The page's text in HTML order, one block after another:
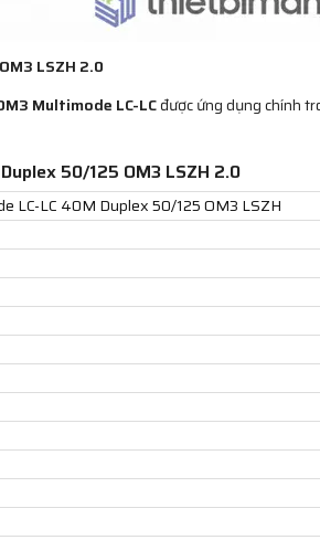
LSZH 2.0
Multimode LC-LCđược ứng dụng chính
50/125 OM3 LSZH 2.0
LC-LC 40M Duplex 50/125 OM3 LSZH